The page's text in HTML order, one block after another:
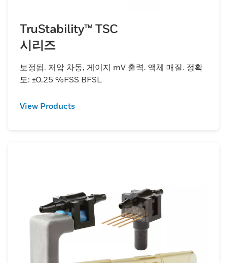
TruStability™ TSC
시리즈
보정됨. 저압 차동, 게이지 mV 출력. 액체 매질. 정확
도: ±0.25 %FSS BFSL
View Products